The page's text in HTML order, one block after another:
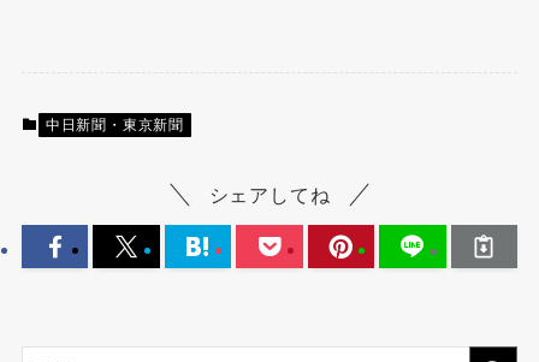
中日新聞・東京新聞
シェアしてね